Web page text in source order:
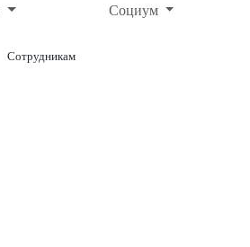
Социум
Сотрудникам